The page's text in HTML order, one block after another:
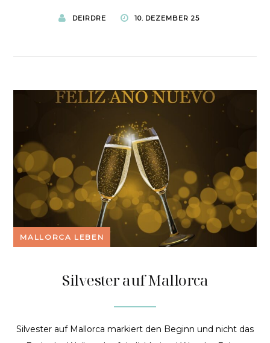
DEIRDRE 10. DEZEMBER 25
MALLORCA LEBEN
Silvester auf Mallorca
Silvester auf Mallorca markiert den Beginn und nicht das